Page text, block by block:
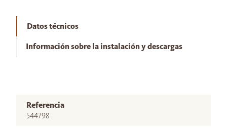
Datos técnicos
Información sobre la instalación y descargas
Referencia
544798